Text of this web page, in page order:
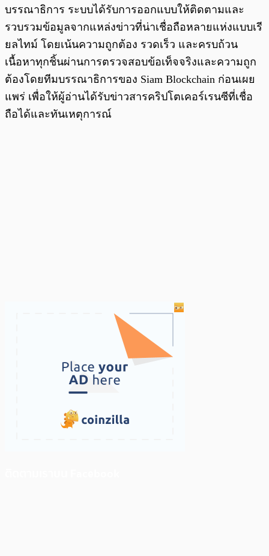
บรรณาธิการ ระบบได้รับการออกแบบให้ติดตามและ
รวบรวมข้อมูลจากแหล่งข่าวที่น่าเชื่อถือหลายแห่งแบบเรี
ยลไทม์ โดยเน้นความถูกต้อง รวดเร็ว และครบถ้วน
เนื้อหาทุกชิ้นผ่านการตรวจสอบข้อเท็จจริงและความถูก
ต้องโดยทีมบรรณาธิการของ Siam Blockchain ก่อนเผย
แพร่ เพื่อให้ผู้อ่านได้รับข่าวสารคริปโตเคอร์เรนซีที่เชื่อ
ถือได้และทันเหตุการณ์